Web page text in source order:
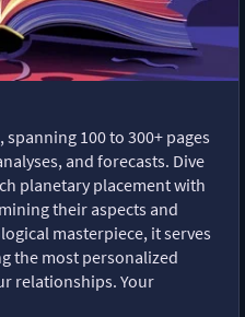
100 to 300+ pages
and forecasts. Dive
planetary placement with
their aspects and
masterpiece, it serves
the most personalized
relationships. Your